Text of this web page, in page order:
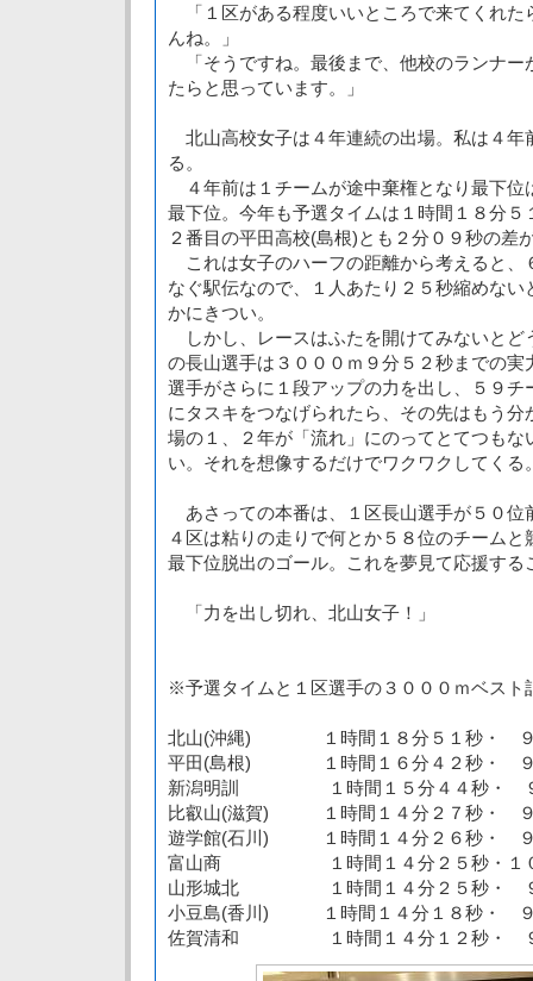
「１区がある程度いいところで来てくれた
んね。」
「そうですね。最後まで、他校のランナー
たらと思っています。」
北山高校女子は４年連続の出場。私は４年
る。
４年前は１チームが途中棄権となり最下位
最下位。今年も予選タイムは１時間１８分５
２番目の平田高校(島根)とも２分０９秒の差
これは女子のハーフの距離から考えると、
なぐ駅伝なので、１人あたり２５秒縮めな
かにきつい。
しかし、レースはふたを開けてみないとど
の長山選手は３０００ｍ９分５２秒までの実
選手がさらに１段アップの力を出し、５９チ
にタスキをつなげられたら、その先はもう
場の１、２年が「流れ」にのってとてつもな
い。それを想像するだけでワクワクしてくる
あさっての本番は、１区長山選手が５０位
４区は粘りの走りで何とか５８位のチーム
最下位脱出のゴール。これを夢見て応援する
「力を出し切れ、北山女子！」
※予選タイムと１区選手の３０００ｍベスト
北山(沖縄) １時間１８分５１秒・ ９
平田(島根) １時間１６分４２秒・ ９
新潟明訓 １時間１５分４４秒・ ９
比叡山(滋賀) １時間１４分２７秒・ ９
遊学館(石川) １時間１４分２６秒・ ９
富山商 １時間１４分２５秒・１０
山形城北 １時間１４分２５秒・ ９
小豆島(香川) １時間１４分１８秒・ ９
佐賀清和 １時間１４分１２秒・ ９